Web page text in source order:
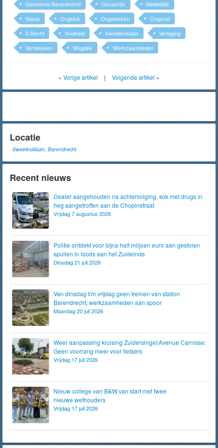
Gemeente Barendrecht Gevaarlijk
Middeldijk
Nieuw
Ongeluk Ongelukken
Ongeval
S-Bocht
Snelheid Sweelincklaan
Verlaging
Vernieuwen
Wegdek Werkzaamheden
« Vorige artikel | Volgende artikel »
Locatie
Sweelincklaan, Barendrecht
Recent nieuws
Dealer aangehouden na achtervolging, sok met drugs in
heg aangetroffen aan de Chopinstraat
Vrijdag 7 augustus 2026
Politie ontdekt voor bijna half miljoen euro aan gestolen
spullen in loods aan het Zuideinde
Dinsdag 21 juli 2026
Van dinsdag t/m vrijdag geen treinen van station
Barendrecht; werkzaamheden aan spoor
Maandag 20 juli 2026
Weer aanpassing kruising Zuidersingel/Avenue Carnisse:
Geen voorrang meer voor fietsers
Vrijdag 17 juli 2026
Nieuw college van B&W van start met twee
nieuwe wethouders
Vrijdag 17 juli 2026